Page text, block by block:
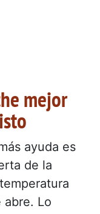
mejor
ayuda es
de la
abre. Lo